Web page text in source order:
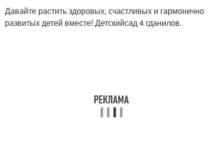
Давайте растить здоровых, счастливых и гармонично
развитых детей вместе! Детскийсад 4 гданилов.